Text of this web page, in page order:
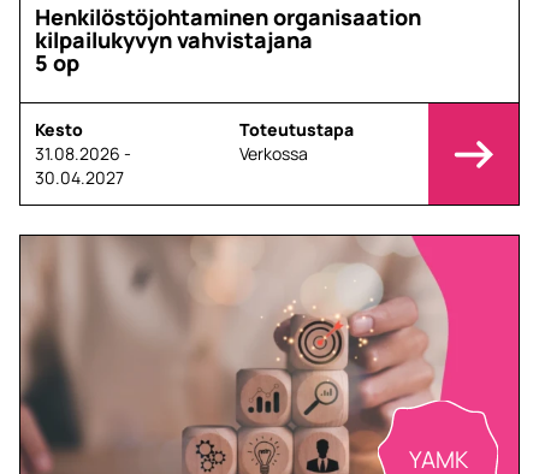
Henkilöstöjohtaminen organisaation
kilpailukyvyn vahvistajana
5 op
Kesto
31.08.2026 -
30.04.2027
Toteutustapa
Verkossa
YAMK